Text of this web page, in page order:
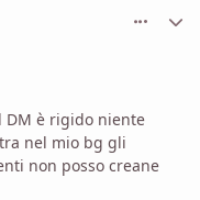
è rigido niente
nel mio bg gli
non posso creane